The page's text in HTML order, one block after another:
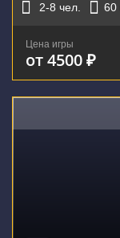
2-8 чел. 60
Цена игры
от 4500 ₽